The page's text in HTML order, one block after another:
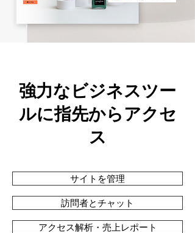
強力なビジネスツー
ルに指先からアクセ
ス
サイトを管理
訪問者とチャット
アクセス解析・売上レポート